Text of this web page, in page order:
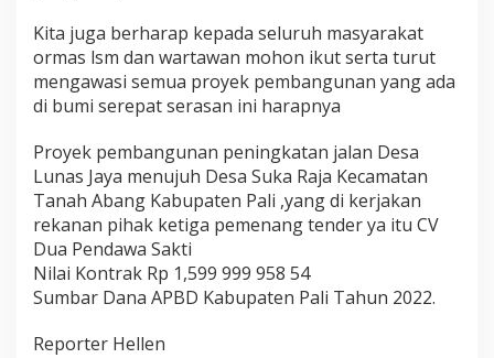
Kita juga berharap kepada seluruh masyarakat
ormas lsm dan wartawan mohon ikut serta turut
mengawasi semua proyek pembangunan yang ada
di bumi serepat serasan ini harapnya
Proyek pembangunan peningkatan jalan Desa
Lunas Jaya menujuh Desa Suka Raja Kecamatan
Tanah Abang Kabupaten Pali ,yang di kerjakan
rekanan pihak ketiga pemenang tender ya itu CV
Dua Pendawa Sakti
Nilai Kontrak Rp 1,599 999 958 54
Sumbar Dana APBD Kabupaten Pali Tahun 2022.
Reporter Hellen